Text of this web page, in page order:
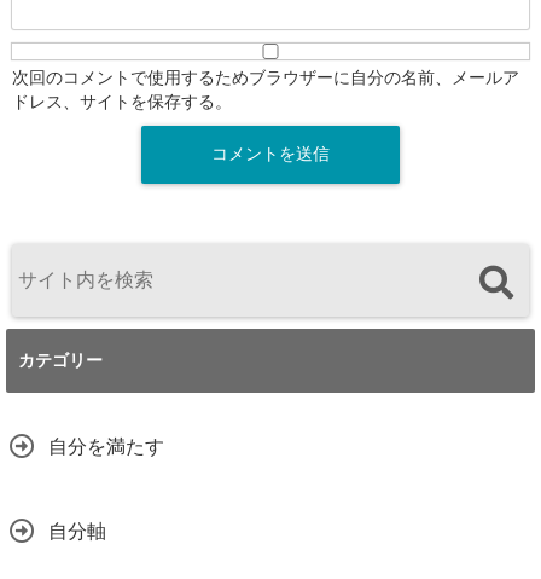
次回のコメントで使用するためブラウザーに自分の名前、メールア
ドレス、サイトを保存する。
カテゴリー
自分を満たす
自分軸